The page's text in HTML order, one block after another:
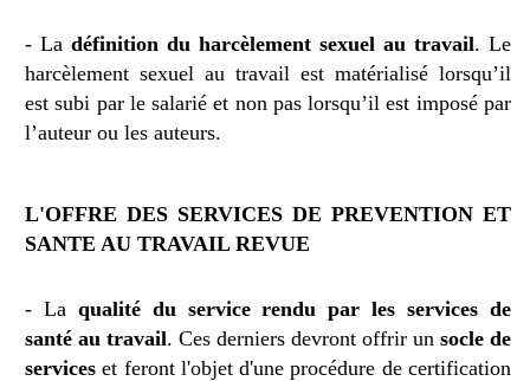
- La définition du harcèlement sexuel au travail. Le
harcèlement sexuel au travail est matérialisé lorsqu’il
est subi par le salarié et non pas lorsqu’il est imposé par
l’auteur ou les auteurs.
L'OFFRE DES SERVICES DE PREVENTION ET
SANTE AU TRAVAIL REVUE
- La qualité du service rendu par les services de
santé au travail. Ces derniers devront offrir un socle de
services et feront l'objet d'une procédure de certification